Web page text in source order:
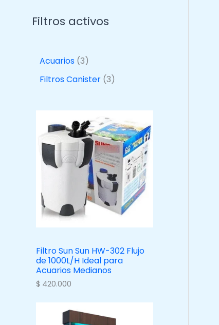
Filtros activos
Acuarios 33
p
o
d
u
c
t
o
s
Filtros Canister 33
r
o
d
u
c
t
o
s
Filtro Sun Sun HW-302 Flujo
de 1000L/H Ideal para
Acuarios Medianos
$ 420.000